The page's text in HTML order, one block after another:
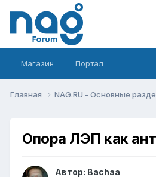
Магазин Портал
Главная NAG.RU - Основные
Опора ЛЭП как
Автор: Bachaa